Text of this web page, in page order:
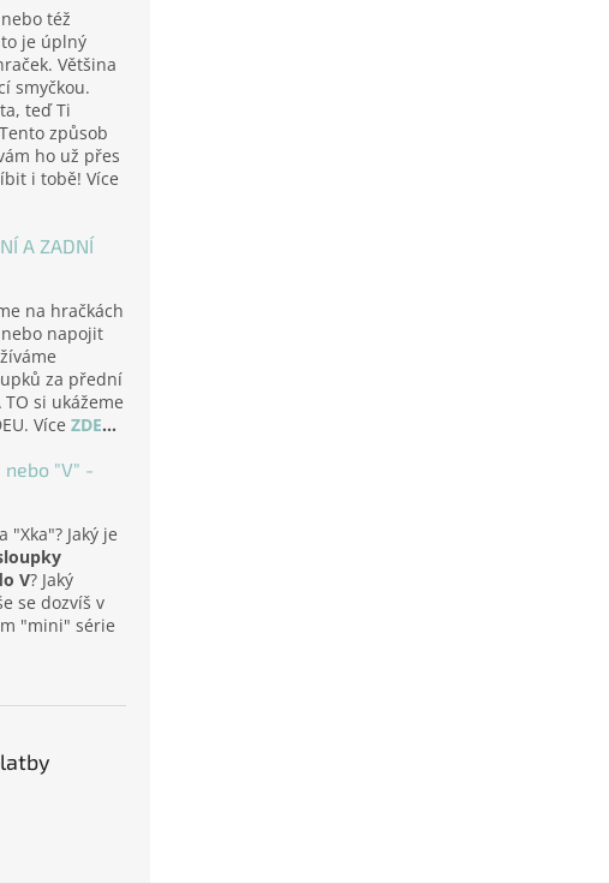
též
je úplný
Většina
smyčkou.
teď Ti
způsob
ho už přes
i tobě! Více
A ZADNÍ
na hračkách
napojit
za přední
si ukážeme
Více ZDE...
nebo "V" -
"Xka"? Jaký je
V? Jaký
se dozvíš v
"mini" série